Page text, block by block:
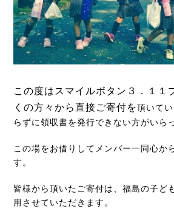
この度はスマイルボタン３．１１
くの方々から直接ご寄付を頂いて
らずに領収書を発行できない方がいら
この場をお借りしてメンバー一同心か
す。
皆様から頂いたご寄付は、福島の子ど
用させていただきます。